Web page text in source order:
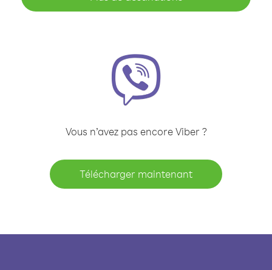
Vous n’avez pas encore Viber ?
Télécharger maintenant